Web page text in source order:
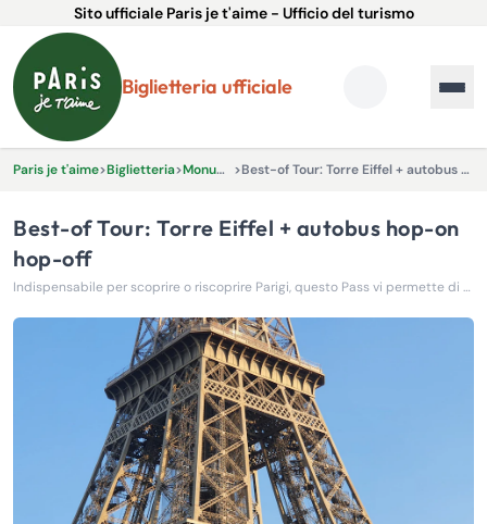
Sito ufficiale Paris je t'aime - Ufficio del turismo
Biglietteria ufficiale
Paris je t'aime>Biglietteria> Monumenti > Best-of Tour: Torre Eiffel + autobus hop-on hop-off
Best-of Tour: Torre Eiffel + autobus hop-on
hop-off
Indispensabile per scoprire o riscoprire Parigi, questo Pass vi permette di visitare la città a vostro piacimento e di scoprirne le bellezze più suggestive.